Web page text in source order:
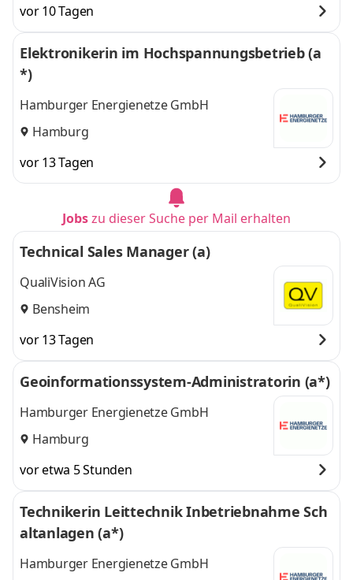
vor 10 Tagen
Elektronikerin im Hochspannungsbetrieb (a
*)
Hamburger Energienetze GmbH
Hamburg
vor 13 Tagen
Jobszu dieser Suche per Mail erhalten
Technical Sales Manager (a)
QualiVision AG
Bensheim
vor 13 Tagen
Geoinformationssystem-Administratorin (a*)
Hamburger Energienetze GmbH
Hamburg
vor etwa 5 Stunden
Technikerin Leittechnik Inbetriebnahme Sch
altanlagen (a*)
Hamburger Energienetze GmbH